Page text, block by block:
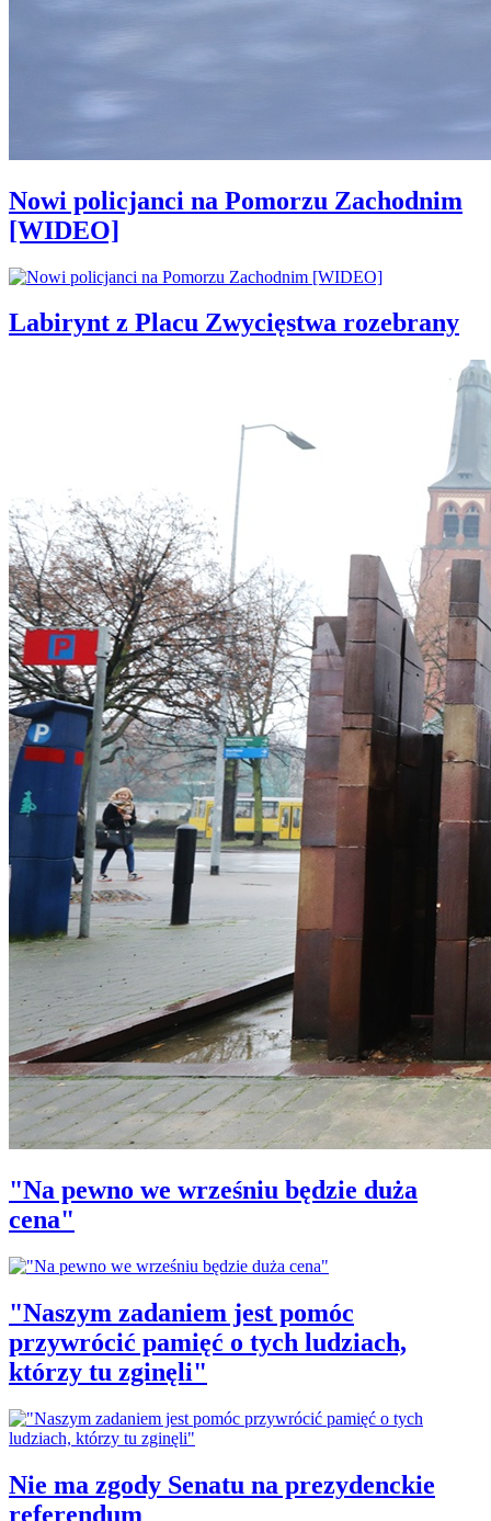
Nowi policjanci na Pomorzu Zachodnim
[WIDEO]
Labirynt z Placu Zwycięstwa rozebrany
"Na pewno we wrześniu będzie duża
cena"
"Naszym zadaniem jest pomóc
przywrócić pamięć o tych ludziach,
którzy tu zginęli"
Nie ma zgody Senatu na prezydenckie
referendum